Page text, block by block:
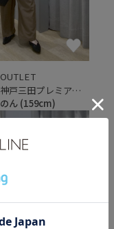
OUTLET
神戸三田プレミアム・アウトレット
のん (159cm)